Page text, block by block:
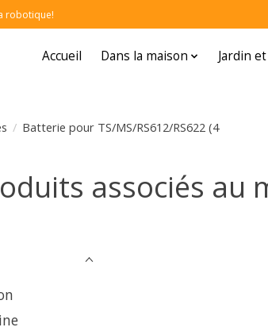
robotique!
Accueil Dans la maison Jardin
/ Batterie pour TS/MS/RS612/RS622 (4
associés au